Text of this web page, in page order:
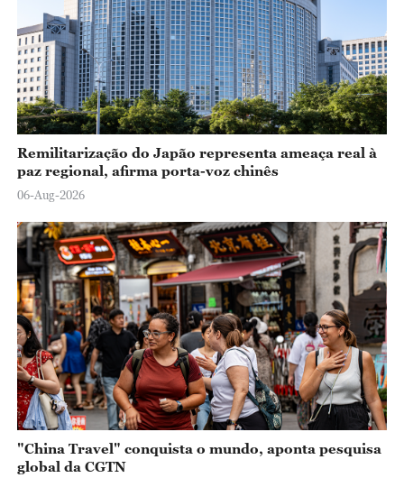
Remilitarização do Japão representa ameaça real à
paz regional, afirma porta-voz chinês
06-Aug-2026
"China Travel" conquista o mundo, aponta pesquisa
global da CGTN